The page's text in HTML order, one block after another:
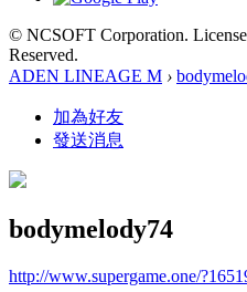
© NCSOFT Corporation.
Reserved.
ADEN LINEAGE M ›
加為好友
發送消息
bodymelody74
http://www.supergame.one/